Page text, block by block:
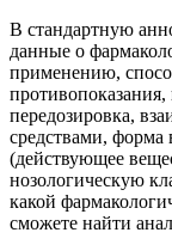
В стандартную
данные о
применению,
передозировка,
средствами, форма
(действующее
нозологическую
какой
сможете найти